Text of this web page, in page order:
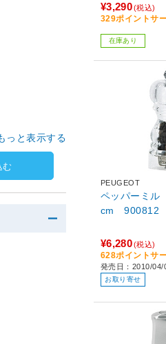
¥3,290(税込)
329ポイントサ
在庫あり
PEUGEOT
ペッパーミル
cm 900812
¥6,280(税込)
628ポイントサ
発売日：2010/04/
お取り寄せ
っと表示する
む